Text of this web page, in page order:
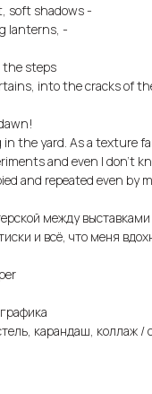
soft shadows -
lanterns, -
steps
into the cracks of
the yard. As a texture
and even I don't
and repeated even by
между
и всё, что меня
карандаш, коллаж /